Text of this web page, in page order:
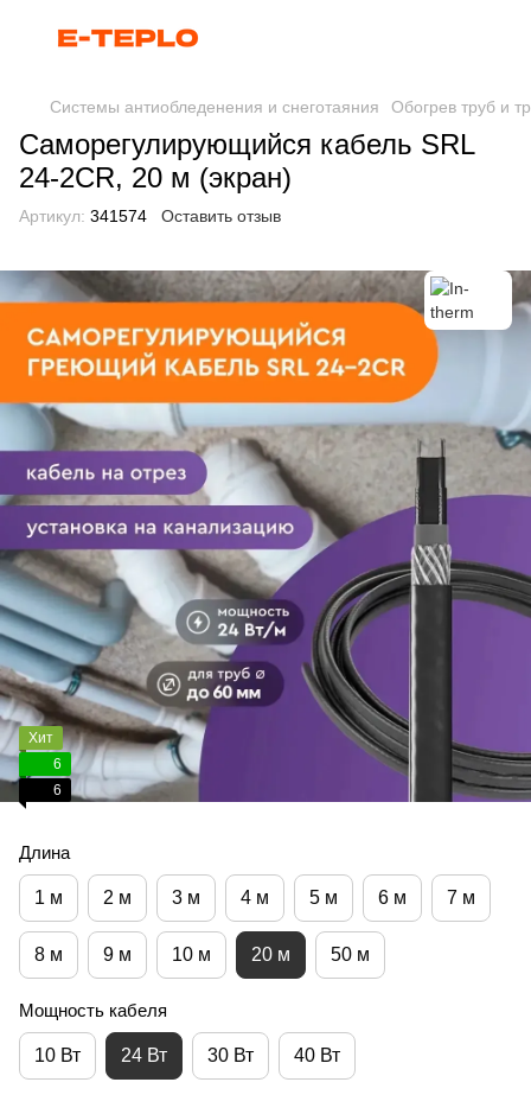
Системы антиобледенения и снеготаяния Обогрев труб и
Саморегулирующийся кабель SRL
24-2CR, 20 м (экран)
Артикул: 341574 Оставить отзыв
Хит
6
6
Длина
1 м 2 м 3 м 4 м 5 м 6 м 7 м
8 м 9 м 10 м 20 м 50 м
Мощность кабеля
10 Вт 24 Вт 30 Вт 40 Вт